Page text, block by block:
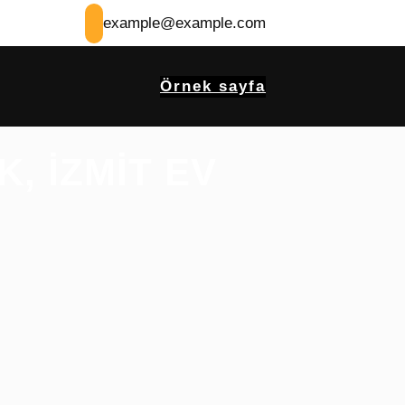
example@example.com
Örnek sayfa